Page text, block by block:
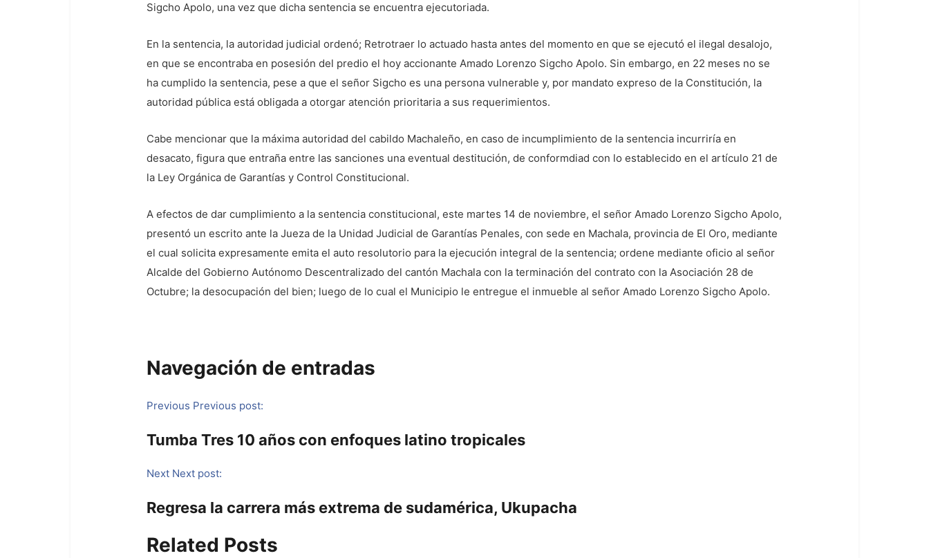
Sigcho Apolo, una vez que dicha sentencia se encuentra ejecutoriada.
En la sentencia, la autoridad judicial ordenó; Retrotraer lo actuado hasta antes del momento en que se ejecutó el ilegal desalojo,
en que se encontraba en posesión del predio el hoy accionante Amado Lorenzo Sigcho Apolo. Sin embargo, en 22 meses no se
ha cumplido la sentencia, pese a que el señor Sigcho es una persona vulnerable y, por mandato expreso de la Constitución, la
autoridad pública está obligada a otorgar atención prioritaria a sus requerimientos.
Cabe mencionar que la máxima autoridad del cabildo Machaleño, en caso de incumplimiento de la sentencia incurriría en
desacato, figura que entraña entre las sanciones una eventual destitución, de conformdiad con lo establecido en el artículo 21 de
la Ley Orgánica de Garantías y Control Constitucional.
A efectos de dar cumplimiento a la sentencia constitucional, este martes 14 de noviembre, el señor Amado Lorenzo Sigcho Apolo,
presentó un escrito ante la Jueza de la Unidad Judicial de Garantías Penales, con sede en Machala, provincia de El Oro, mediante
el cual solicita expresamente emita el auto resolutorio para la ejecución integral de la sentencia; ordene mediante oficio al señor
Alcalde del Gobierno Autónomo Descentralizado del cantón Machala con la terminación del contrato con la Asociación 28 de
Octubre; la desocupación del bien; luego de lo cual el Municipio le entregue el inmueble al señor Amado Lorenzo Sigcho Apolo.
Navegación de entradas
Previous Previous post:
Tumba Tres 10 años con enfoques latino tropicales
Next Next post:
Regresa la carrera más extrema de sudamérica, Ukupacha
Related Posts